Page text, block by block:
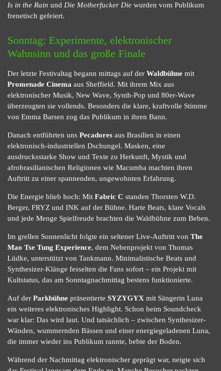
Is in the Rain und Die Motherfucker Die wurden vom Publikum
frenetisch gefeiert.
Sonntag: Experimente, elektronischer
Wahnsinn und das große Finale
Der letzte Festivaltag begann mittags auf der Waldbühne mit
Promenade Cinema aus Sheffield. Mit ihrem Mix aus
elektronischer Musik, New Wave, Synth-Pop und 80er-Wave
überzeugten sie vollends. Besonders die klare, kraftvolle Stimme
von Emma Barsen zog das Publikum in ihren Bann.
Danach entführten uns Pecadores aus Brasilien in einen
elektronisch-industriellen Dschungel. Masken, eine
ausdrucksstarke Show und Texte zu Herkunft, Mystik und
afrobrasilianischen Religionen wie Macumba machten ihren
Auftritt zu einer spannenden, ungewohnten Erfahrung.
Die Energie blieb hoch: Mit Fabric C standen Thorsten W.D.
Berger, FRYZ und INK auf der Bühne. Harte Beats, klare Vocals
und jede Menge Spielfreude brachten die Waldbühne zum Beben.
Im grellen Sonnenlicht folgte ein seltener Live-Auftritt von The
Mao Tse Tung Experience, dem Nebenprojekt von Thomas
Lüdke, unterstützt von Tankmann. Minimalistische Beats und
Synthesizer-Klänge fesselten die Fans sofort – ein Projekt mit
Kultstatus, das am Sonntagnachmittag bestens funktionierte.
Auf der Parkbühne präsentierte SYZYGYX mit Sängerin Luna
ein weiteres elektronisches Highlight. Schon beim Soundcheck
war klar: Das wird laut. Und tatsächlich – zwischen Synthesizer-
Wänden, wummernden Bässen und einer energiegeladenen Luna,
die immer wieder ins Publikum rannte, bebte der Boden.
Während der Nachmittag elektronischer geprägt war, neigte sich